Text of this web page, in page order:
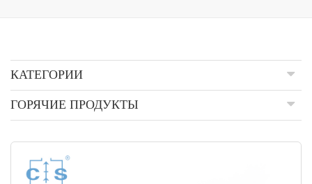
КАТЕГОРИИ
ГОРЯЧИЕ ПРОДУКТЫ